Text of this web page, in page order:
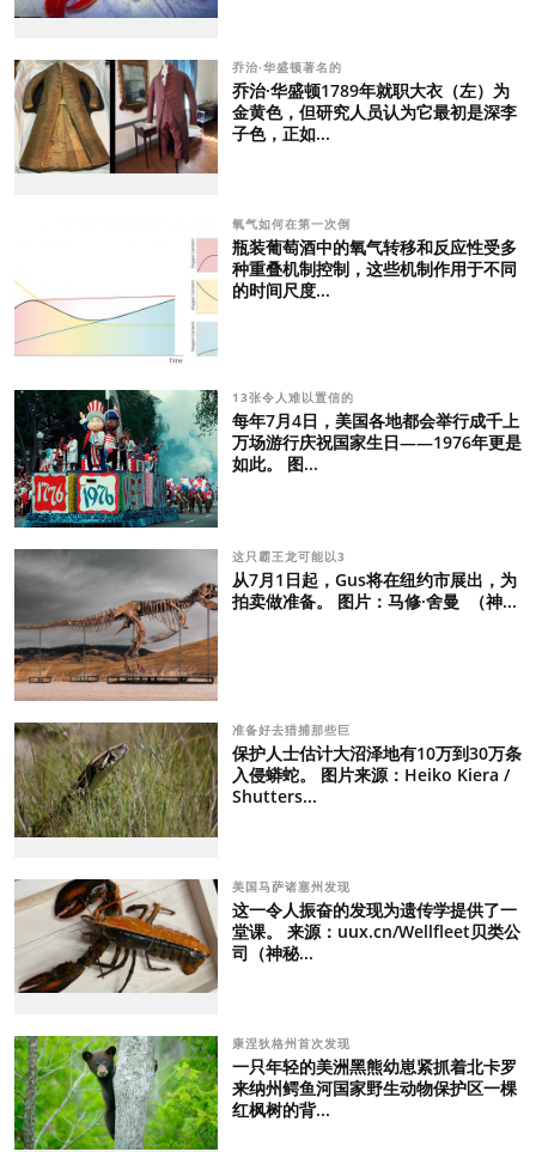
乔治·华盛顿著名的
乔治·华盛顿1789年就职大衣（左）为
金黄色，但研究人员认为它最初是深李
子色，正如...
氧气如何在第一次倒
瓶装葡萄酒中的氧气转移和反应性受多
种重叠机制控制，这些机制作用于不同
的时间尺度...
13张令人难以置信的
每年7月4日，美国各地都会举行成千上
万场游行庆祝国家生日——1976年更是
如此。 图...
这只霸王龙可能以3
从7月1日起，Gus将在纽约市展出，为
拍卖做准备。 图片：马修·舍曼 （神...
准备好去猎捕那些巨
保护人士估计大沼泽地有10万到30万条
入侵蟒蛇。 图片来源：Heiko Kiera /
Shutters...
美国马萨诸塞州发现
这一令人振奋的发现为遗传学提供了一
堂课。 来源：uux.cn/Wellfleet贝类公
司（神秘...
康涅狄格州首次发现
一只年轻的美洲黑熊幼崽紧抓着北卡罗
来纳州鳄鱼河国家野生动物保护区一棵
红枫树的背...